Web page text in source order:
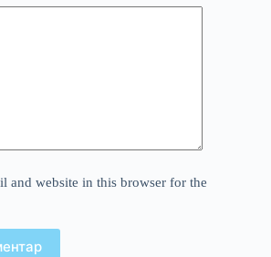
and website in this browser for the